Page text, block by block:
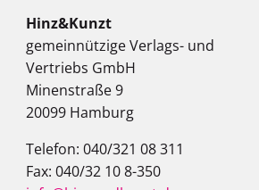
Hinz&Kunzt
gemeinnützige Verlags- und
Vertriebs GmbH
Minenstraße 9
20099 Hamburg
Telefon: 040/321 08 311
Fax: 040/32 10 8-350